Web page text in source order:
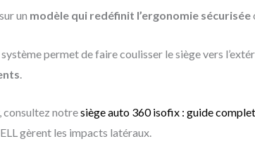
un modèle qui redéfinit l’ergonomie sécurisée
permet de faire coulisser le siège vers
consultez notresiège auto 360 isofix : guide
gèrent les impacts latéraux.